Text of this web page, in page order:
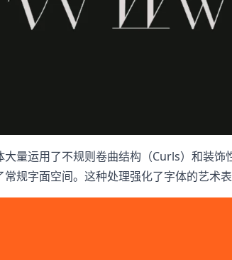
量运用了不规则卷曲结构（Curls）和装饰
规字面空间。这种处理强化了字体的艺术